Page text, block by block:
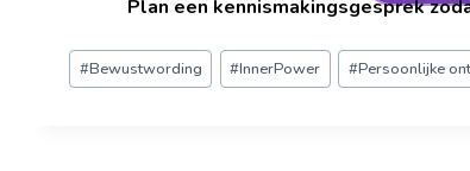
Plan een kennismakingsgesprek
#Bewustwording #InnerPower #Persoonlijke